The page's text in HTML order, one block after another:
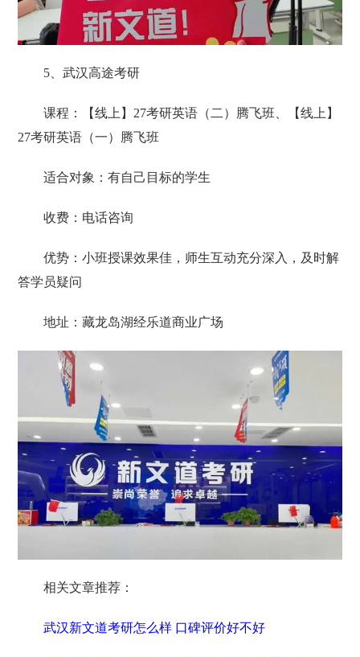
5、武汉高途考研
课程：【线上】27考研英语（二）腾飞班、【线上】
27考研英语（一）腾飞班
适合对象：有自己目标的学生
收费：电话咨询
优势：小班授课效果佳，师生互动充分深入，及时解
答学员疑问
地址：藏龙岛湖经乐道商业广场
相关文章推荐：
武汉新文道考研怎么样 口碑评价好不好